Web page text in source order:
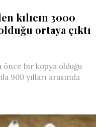
kılıcın 3000
ortaya çıktı
önce bir kopya olduğu
900 yılları arasında